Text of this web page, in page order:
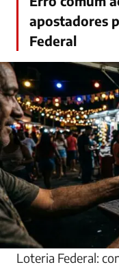
apostadores
Federal
Loteria Federal: